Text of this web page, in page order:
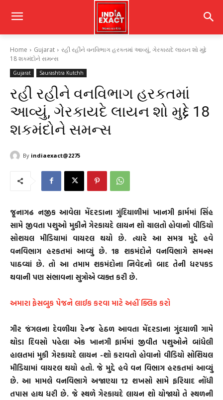
Home Gujarat
રહી રહીને વનવિભાગ હરકતમાં આવ્યું, ગેરકાયદે લાયન શો મુદ્દે
18 શકમંદોને સમન્સ
Gujarat Saurashtra Kutchh
રહી રહીને વનવિભાગ હરકતમાં
આવ્યું, ગેરકાયદે લાયન શો મુદ્દે 18
શકમંદોને સમન્સ
By indiaexact@2275
જૂનાગઢ નજીક આવેલા મેંદરડાના ગુંદિયાળીમાં ખાનગી ફાર્મમાં સિંહ
સામે જીવતા પશુઓ મુકીને ગેરકાયદે લાયન શો ચાલતો હોવાનો વીડિયો
સોશયલ મીડિયામાં વાયરલ થયો છે. ત્યારે આ સમગ્ર મુદ્દે હવે
વનવિભાગ હરકતમાં આવ્યું છે. 18 શકમંદોને વનવિભાગે સમન્સ
પાઠવ્યાં છે. તો આ તમામ શકમંદોના નિવેદનો બાદ તેની ધરપકડ
થવાની પણ સંભાવના સુત્રોએ વ્યક્ત કરી છે.
અમારા ફેસબુક પેજને લાઈક કરવા માટે અહીં ક્લિક કરો
ગીર જંગલના દેવળીયા રેન્જ હેઠળ આવતા મેંદરડાના ગુંદયાળી ગામે
થોડા દિવસો પહેલા એક ખાનગી ફાર્મમાં જીવીત પશુઓને બાંધેલી
હાલતમાં મુકી ગેરકાયદે લાયન -શો કરાવતો હોવાનો વીડિયો સોશિયલ
મીડિયામાં વાયરલ થયો હતો. જે મુદ્દે હવે વન વિભાગ હરકતમાં આવ્યું
છે. આ મામલે વનવિભાગે અજાણ્યા 12 શખસો સામે ફરિયાદ નોંધી
તપાસ હાથ ધરી છે. જે સ્થળે ગેરકાયદે લાયન શો યોજાયો તે સ્થળની